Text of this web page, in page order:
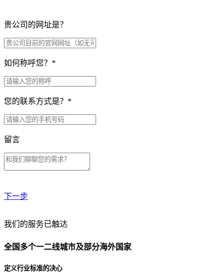
贵公司的网址是？
如何称呼您？ *
您的联系方式是？ *
留言
下一步
贵公司预算范围是？
贵公司的团队规模是？
我们的服务已触达
全国多个一二线城市及部分海外国家
定义行业标准的决心